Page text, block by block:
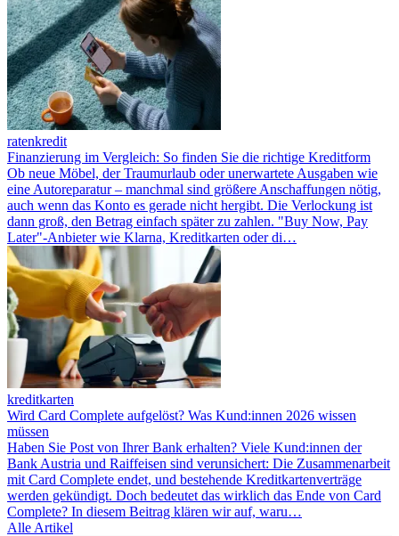
ratenkredit
Finanzierung im Vergleich: So finden Sie die richtige Kreditform
Ob neue Möbel, der Traumurlaub oder unerwartete Ausgaben wie
eine Autoreparatur – manchmal sind größere Anschaffungen nötig,
auch wenn das Konto es gerade nicht hergibt. Die Verlockung ist
dann groß, den Betrag einfach später zu zahlen. "Buy Now, Pay
Later"-Anbieter wie Klarna, Kreditkarten oder di…
kreditkarten
Wird Card Complete aufgelöst? Was Kund:innen 2026 wissen
müssen
Haben Sie Post von Ihrer Bank erhalten? Viele Kund:innen der
Bank Austria und Raiffeisen sind verunsichert: Die Zusammenarbeit
mit Card Complete endet, und bestehende Kreditkartenverträge
werden gekündigt. Doch bedeutet das wirklich das Ende von Card
Complete? In diesem Beitrag klären wir auf, waru…
Alle Artikel